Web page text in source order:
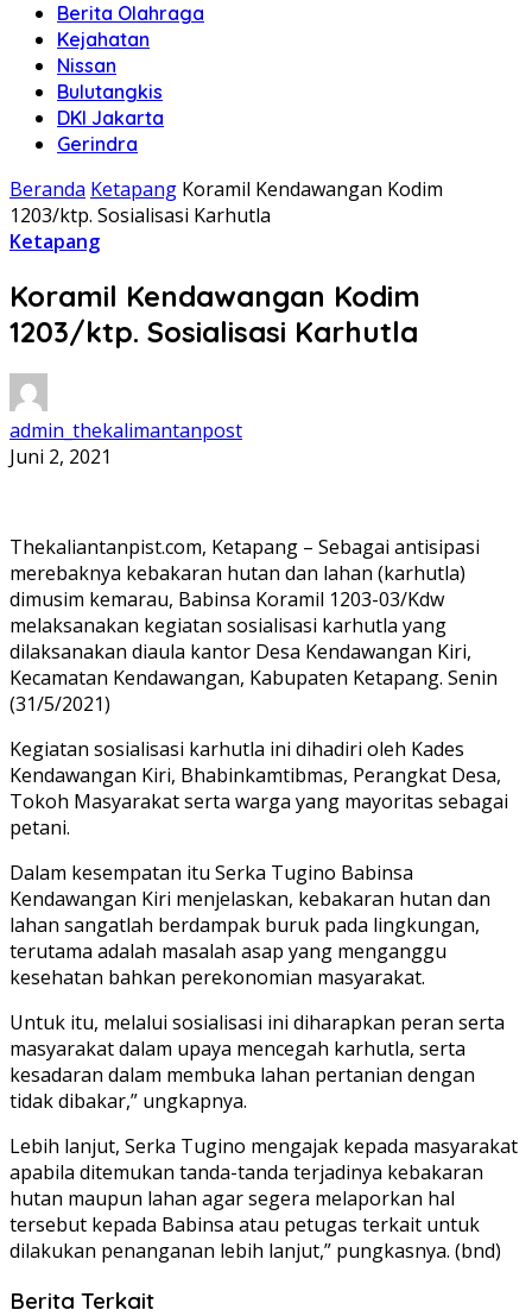
Berita Olahraga
Kejahatan
Nissan
Bulutangkis
DKI Jakarta
Gerindra
Beranda Ketapang Koramil Kendawangan Kodim
1203/ktp. Sosialisasi Karhutla
Ketapang
Koramil Kendawangan Kodim
1203/ktp. Sosialisasi Karhutla
admin_thekalimantanpost
Juni 2, 2021
Thekaliantanpist.com, Ketapang – Sebagai antisipasi
merebaknya kebakaran hutan dan lahan (karhutla)
dimusim kemarau, Babinsa Koramil 1203-03/Kdw
melaksanakan kegiatan sosialisasi karhutla yang
dilaksanakan diaula kantor Desa Kendawangan Kiri,
Kecamatan Kendawangan, Kabupaten Ketapang. Senin
(31/5/2021)
Kegiatan sosialisasi karhutla ini dihadiri oleh Kades
Kendawangan Kiri, Bhabinkamtibmas, Perangkat Desa,
Tokoh Masyarakat serta warga yang mayoritas sebagai
petani.
Dalam kesempatan itu Serka Tugino Babinsa
Kendawangan Kiri menjelaskan, kebakaran hutan dan
lahan sangatlah berdampak buruk pada lingkungan,
terutama adalah masalah asap yang menganggu
kesehatan bahkan perekonomian masyarakat.
Untuk itu, melalui sosialisasi ini diharapkan peran serta
masyarakat dalam upaya mencegah karhutla, serta
kesadaran dalam membuka lahan pertanian dengan
tidak dibakar,” ungkapnya.
Lebih lanjut, Serka Tugino mengajak kepada masyarakat
apabila ditemukan tanda-tanda terjadinya kebakaran
hutan maupun lahan agar segera melaporkan hal
tersebut kepada Babinsa atau petugas terkait untuk
dilakukan penanganan lebih lanjut,” pungkasnya. (bnd)
Berita Terkait